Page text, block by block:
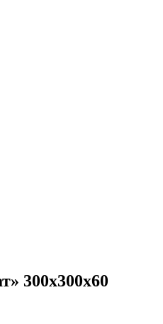
300х300х60